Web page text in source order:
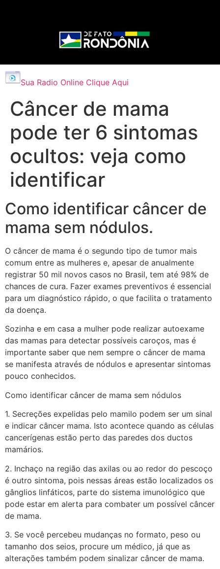
Sua Radio Online Clique Aqui
Câncer de mama
pode ter 6 sintomas
ocultos: veja como
identificar
Como identificar câncer de
mama sem nódulos.
O câncer de mama é o segundo tipo de tumor mais
comum entre as mulheres e, apesar de anualmente
registrar 50 mil novos casos no Brasil, tem até 98% de
chances de cura. Fazer exames preventivos é essencial
para um diagnóstico rápido, o que facilita o tratamento
da doença.
Sozinha e em casa a mulher pode realizar autoexame
das mamas para detectar possíveis caroços, mas é
importante saber que nem sempre o câncer de mama
se manifesta através de nódulos e apresentar sintomas
pouco conhecidos.
Como identificar câncer de mama sem nódulos
1. Secreções expelidas pelo mamilo podem ser um sinal
e indicar câncer mama. Isto acontece quando as células
cancerígenas estão perto das paredes dos ductos
mamários.
2. Inchaço na região das axilas ou ao redor do pescoço
é outro sintoma, pois nessas áreas estão localizados os
gânglios linfáticos, parte do sistema imunológico que
pode estar em alerta para combater um possível câncer
de mama.
3. Se você percebeu mudanças no formato, peso ou
tamanho dos seios, procure um médico, já que as
alterações também podem sinalizar câncer de mama.